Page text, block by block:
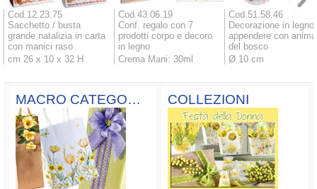
Cod.12.23.75
Sacchetto / busta
grande natalizia in carta
con manici raso
cm 26 x 10 x 32 H
Cod.43.06.19
Conf. regalo con 7
prodotti corpo e decoro
in legno
Crema Mani: 30ml
Cod.51.58.46
Decorazione in legno
appendere con
del bosco
Ø 10 cm
MACRO CATEGORIE COLLEZIONI